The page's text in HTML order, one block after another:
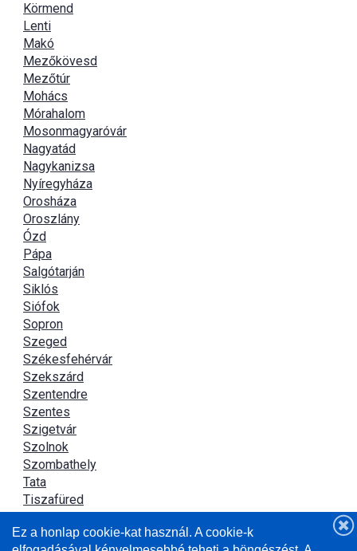
Körmend
Lenti
Makó
Mezőkövesd
Mezőtúr
Mohács
Mórahalom
Mosonmagyaróvár
Nagyatád
Nagykanizsa
Nyíregyháza
Orosháza
Oroszlány
Ózd
Pápa
Salgótarján
Siklós
Siófok
Sopron
Szeged
Székesfehérvár
Szekszárd
Szentendre
Szentes
Szigetvár
Szolnok
Szombathely
Tata
Tiszafüred
Újszász
Ez a honlap cookie-kat használ. A cookie-k